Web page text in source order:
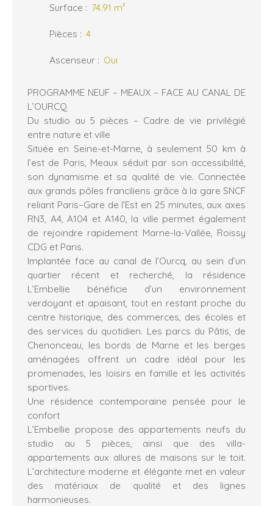
Surface : 74.91 m²
Pièces : 4
Ascenseur : Oui
PROGRAMME NEUF – MEAUX – FACE AU CANAL DE
L’OURCQ
Du studio au 5 pièces – Cadre de vie privilégié
entre nature et ville
Située en Seine-et-Marne, à seulement 50 km à
l’est de Paris, Meaux séduit par son accessibilité,
son dynamisme et sa qualité de vie. Connectée
aux grands pôles franciliens grâce à la gare SNCF
reliant Paris–Gare de l’Est en 25 minutes, aux axes
RN3, A4, A104 et A140, la ville permet également
de rejoindre rapidement Marne-la-Vallée, Roissy
CDG et Paris.
Implantée face au canal de l’Ourcq, au sein d’un
quartier récent et recherché, la résidence
L’Embellie bénéficie d’un environnement
verdoyant et apaisant, tout en restant proche du
centre historique, des commerces, des écoles et
des services du quotidien. Les parcs du Pâtis, de
Chenonceau, les bords de Marne et les berges
aménagées offrent un cadre idéal pour les
promenades, les loisirs en famille et les activités
sportives.
Une résidence contemporaine pensée pour le
confort
L’Embellie propose des appartements neufs du
studio au 5 pièces, ainsi que des villa-
appartements aux allures de maisons sur le toit.
L’architecture moderne et élégante met en valeur
des matériaux de qualité et des lignes
harmonieuses.